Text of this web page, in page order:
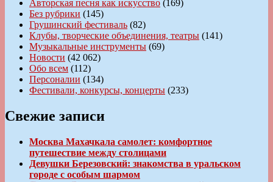
Авторская песня как искусство (169)
Без рубрики (145)
Грушинский фестиваль (82)
Клубы, творческие объединения, театры (141)
Музыкальные инструменты (69)
Новости (42 062)
Обо всем (112)
Персоналии (134)
Фестивали, конкурсы, концерты (233)
Свежие записи
Москва Махачкала самолет: комфортное
путешествие между столицами
Девушки Березовский: знакомства в уральском
городе с особым шармом